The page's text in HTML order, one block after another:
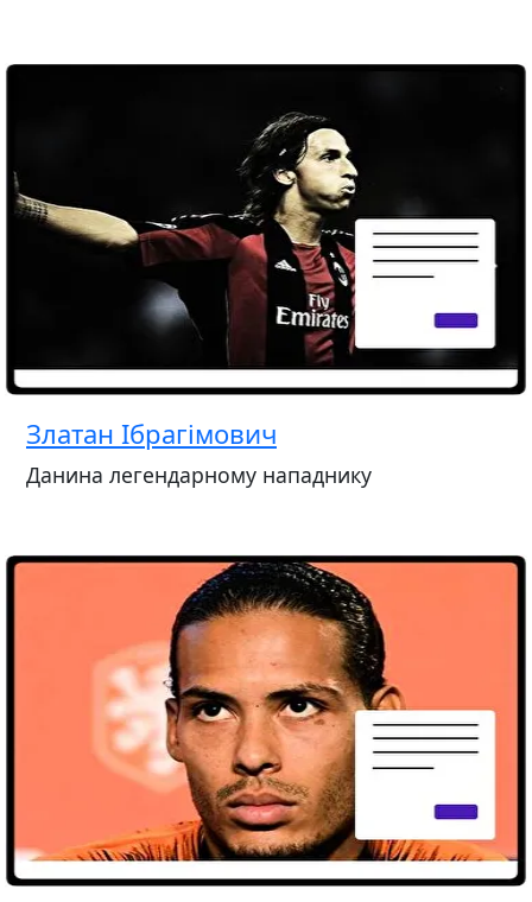
Златан Ібрагімович
Данина легендарному нападнику